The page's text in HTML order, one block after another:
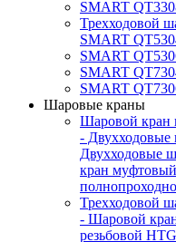
SMART
Трехходовой
SMART
SMART
SMART
SMART
Шаровые краны
Шаровой кран
-
Двухходовые
кран
Трехходовой
- Шаровой
резьбовой